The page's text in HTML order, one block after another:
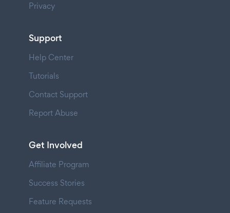
Privacy
Support
Help Center
Tutorials
Contact Support
Report Abuse
Get Involved
Affiliate Program
Success Stories
Feature Requests